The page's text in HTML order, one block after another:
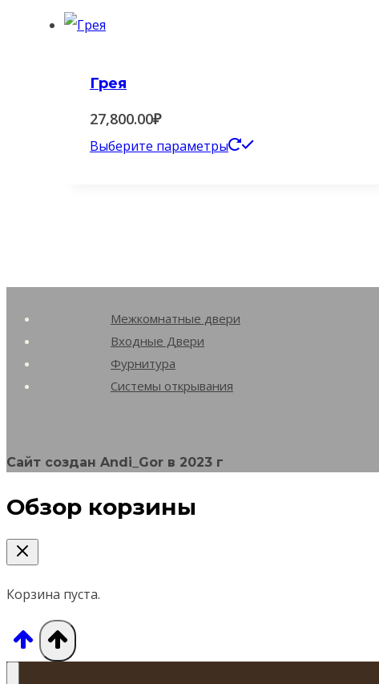
Грея
27,800.00₽
Выберите параметры
Этот
Межкомнатные двери
Входные Двери
Фурнитура
Системы открывания
Сайт создан Andi_Gor в 2023 г
Обзор корзины
Корзина пуста.